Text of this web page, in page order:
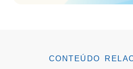
CONTEÚDO